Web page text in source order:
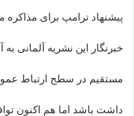
پیشنهاد ترامپ برای
خبرنگار این نشریه آلمانی
مستقیم در سطح ارتباط